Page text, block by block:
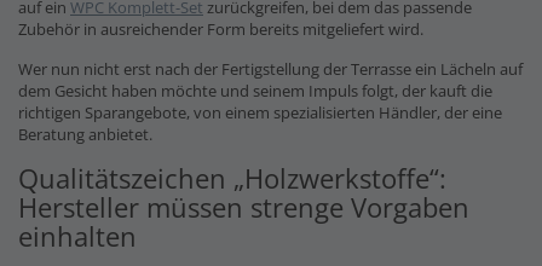
auf ein WPC Komplett-Set zurückgreifen, bei dem das passende
Zubehör in ausreichender Form bereits mitgeliefert wird.
Wer nun nicht erst nach der Fertigstellung der Terrasse ein Lächeln auf
dem Gesicht haben möchte und seinem Impuls folgt, der kauft die
richtigen Sparangebote, von einem spezialisierten Händler, der eine
Beratung anbietet.
Qualitätszeichen „Holzwerkstoffe“:
Hersteller müssen strenge Vorgaben
einhalten